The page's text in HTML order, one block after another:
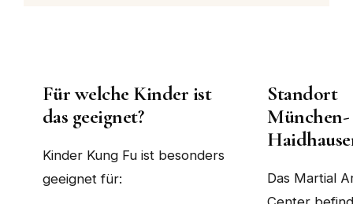
Für welche Kinder ist
das geeignet?
Kinder Kung Fu ist besonders
geeignet für:
Standort
München-
Das Martial